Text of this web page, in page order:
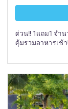
ด่วน!! 1แถม1 จำ
คุ้มรวมอาหารเช้